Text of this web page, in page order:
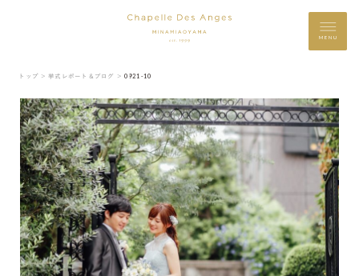
MENU
トップ ＞ 挙式レポート＆ブログ ＞ 0921-10